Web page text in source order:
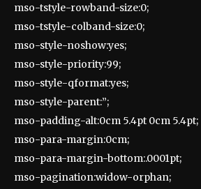
mso-tstyle-rowband-size:0;
mso-tstyle-colband-size:0;
mso-style-noshow:yes;
mso-style-priority:99;
mso-style-qformat:yes;
mso-style-parent:”;
mso-padding-alt:0cm 5.4pt 0cm 5.4pt;
mso-para-margin:0cm;
mso-para-margin-bottom:.0001pt;
mso-pagination:widow-orphan;